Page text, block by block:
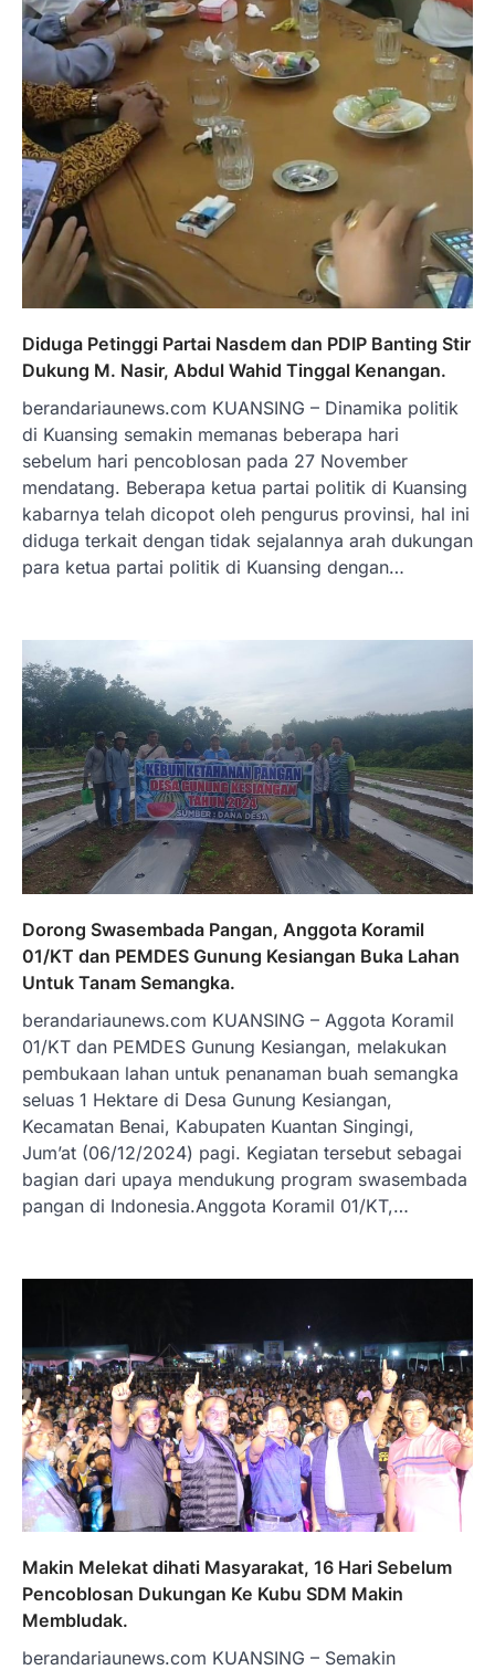
Diduga Petinggi Partai Nasdem dan PDIP Banting Stir
Dukung M. Nasir, Abdul Wahid Tinggal Kenangan.
berandariaunews.com KUANSING – Dinamika politik
di Kuansing semakin memanas beberapa hari
sebelum hari pencoblosan pada 27 November
mendatang. Beberapa ketua partai politik di Kuansing
kabarnya telah dicopot oleh pengurus provinsi, hal ini
diduga terkait dengan tidak sejalannya arah dukungan
para ketua partai politik di Kuansing dengan…
Dorong Swasembada Pangan, Anggota Koramil
01/KT dan PEMDES Gunung Kesiangan Buka Lahan
Untuk Tanam Semangka.
berandariaunews.com KUANSING – Aggota Koramil
01/KT dan PEMDES Gunung Kesiangan, melakukan
pembukaan lahan untuk penanaman buah semangka
seluas 1 Hektare di Desa Gunung Kesiangan,
Kecamatan Benai, Kabupaten Kuantan Singingi,
Jum’at (06/12/2024) pagi. Kegiatan tersebut sebagai
bagian dari upaya mendukung program swasembada
pangan di Indonesia.Anggota Koramil 01/KT,…
Makin Melekat dihati Masyarakat, 16 Hari Sebelum
Pencoblosan Dukungan Ke Kubu SDM Makin
Membludak.
berandariaunews.com KUANSING – Semakin